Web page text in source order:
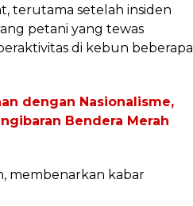
terutama setelah insiden
petani yang tewas
di kebun beberapa
dengan Nasionalisme,
Bendera Merah
membenarkan kabar